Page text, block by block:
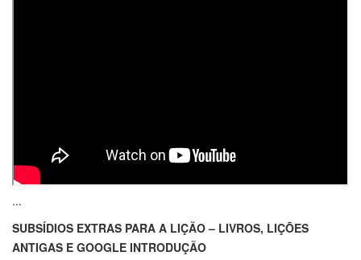
...
SUBSÍDIOS EXTRAS PARA A LIÇÃO – LIVROS, LIÇÕES
ANTIGAS E GOOGLE INTRODUÇÃO